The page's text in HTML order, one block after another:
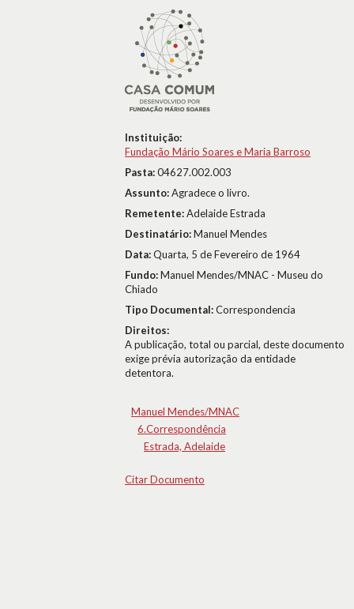
Instituição:
Fundação Mário Soares e Maria Barroso
Pasta:04627.002.003
Assunto:Agradece o livro.
Remetente:Adelaide Estrada
Destinatário:Manuel Mendes
Data:Quarta, 5 de Fevereiro de 1964
Fundo:Manuel Mendes/MNAC - Museu do
Chiado
Tipo Documental:Correspondencia
Direitos:
A publicação, total ou parcial, deste documento
exige prévia autorização da entidade
detentora.
Manuel Mendes/MNAC
6.Correspondência
Estrada, Adelaide
Citar Documento